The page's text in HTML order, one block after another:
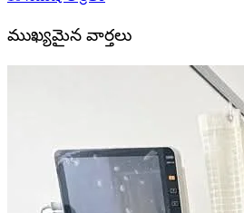
ముఖ్యమైన వార్తలు